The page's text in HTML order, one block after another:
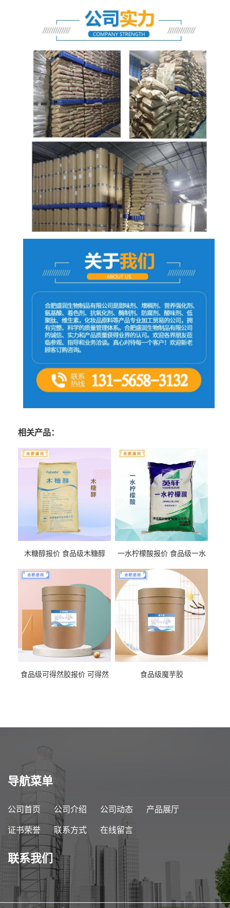
相关产品：
木糖醇报价 食品级木糖醇
一水柠檬酸报价 食品级一水
食品级可得然胶报价 可得然
食品级魔芋胶
导航菜单
公司首页 公司介绍 公司动态 产品展厅
证书荣誉 联系方式 在线留言
联系我们